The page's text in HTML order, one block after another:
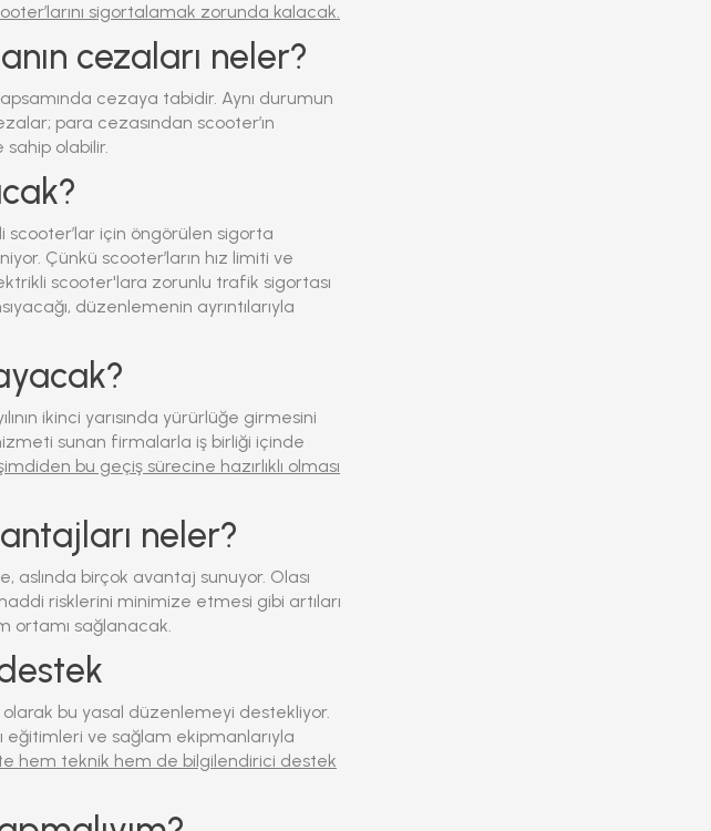
sigortalamak zorunda kalacak.
cezaları neler?
cezaya tabidir. Aynı durumun
para cezasından scooter’ın
olabilir.
için öngörülen sigorta
Çünkü scooter’ların hız limiti ve
scooter'lara zorunlu trafik sigortası
düzenlemenin ayrıntılarıyla
ikinci yarısında yürürlüğe girmesini
sunan firmalarla iş birliği içinde
şimdiden bu geçiş sürecine hazırlıklı olması
neler?
aslında birçok avantaj sunuyor. Olası
risklerini minimize etmesi gibi artıları
ortamı sağlanacak.
bu yasal düzenlemeyi destekliyor.
eğitimleri ve sağlam ekipmanlarıyla
hem teknik hem de bilgilendirici destek